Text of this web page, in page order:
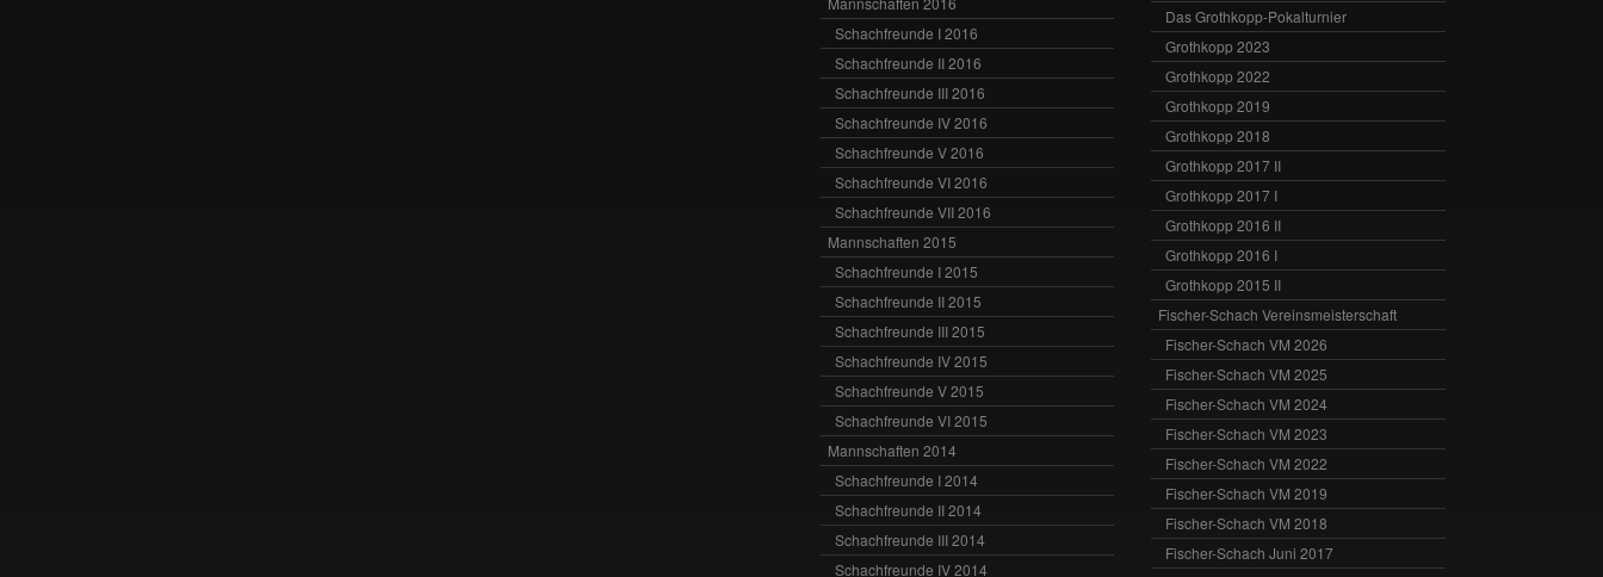
Schachfreunde I 2016
Schachfreunde II 2016
Schachfreunde III 2016
Schachfreunde IV 2016
Schachfreunde V 2016
Schachfreunde VI 2016
Schachfreunde VII 2016
Mannschaften 2015
Schachfreunde I 2015
Schachfreunde II 2015
Schachfreunde III 2015
Schachfreunde IV 2015
Schachfreunde V 2015
Schachfreunde VI 2015
Mannschaften 2014
Schachfreunde I 2014
Schachfreunde II 2014
Schachfreunde III 2014
Schachfreunde IV 2014
Das Grothkopp-Pokalturnier
Grothkopp 2023
Grothkopp 2022
Grothkopp 2019
Grothkopp 2018
Grothkopp 2017 II
Grothkopp 2017 I
Grothkopp 2016 II
Grothkopp 2016 I
Grothkopp 2015 II
Fischer-Schach Vereinsmeisterschaft
Fischer-Schach VM 2026
Fischer-Schach VM 2025
Fischer-Schach VM 2024
Fischer-Schach VM 2023
Fischer-Schach VM 2022
Fischer-Schach VM 2019
Fischer-Schach VM 2018
Fischer-Schach Juni 2017